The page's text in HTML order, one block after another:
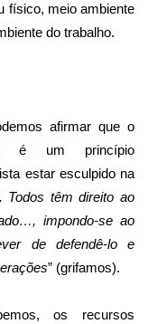
físico, meio ambiente
do trabalho.
afirmar que o
é um princípio
estar esculpido na
Todos têm direito ao
impondo-se ao
de defendê-lo e
” (grifamos).
os recursos